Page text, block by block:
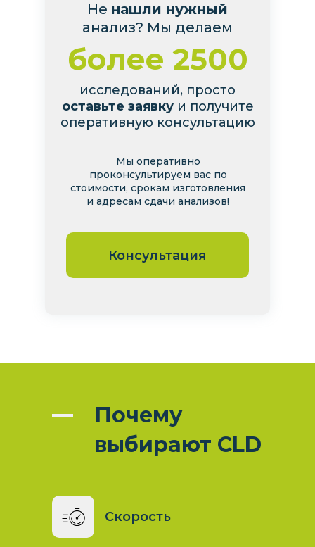
Консультация
Мы оперативно
проконсультируем вас по
стоимости, срокам изготовления
и адресам сдачи анализов!
более 2500
Не нашли нужный
анализ? Мы делаем
исследований, просто
оставьте заявкуи получите
оперативную консультацию
Почему
выбирают CLD
Скорость